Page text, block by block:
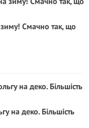
Смачно так, що
на деко. Більшість